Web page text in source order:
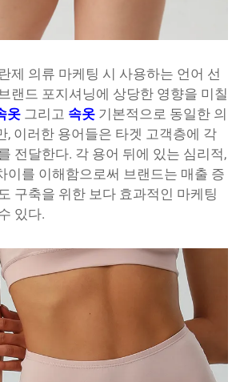
제 의류 마케팅 시 사용하는 언어 선
랜드 포지셔닝에 상당한 영향을 미칠
옷 그리고 속옷 기본적으로 동일한 의
, 이러한 용어들은 타겟 고객층에 각
전달한다. 각 용어 뒤에 있는 심리적,
이를 이해함으로써 브랜드는 매출 증
구축을 위한 보다 효과적인 마케팅
있다.